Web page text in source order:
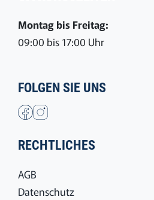
04521-779 37 30
info@behrens-reisen.de
ÖFFNUNGSZEITEN
Montag bis Freitag: